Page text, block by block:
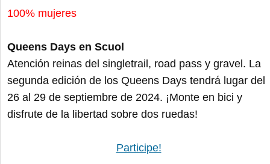
100% mujeres
Queens Days en Scuol
Atención reinas del singletrail, road pass y gravel. La
segunda edición de los Queens Days tendrá lugar del
26 al 29 de septiembre de 2024. ¡Monte en bici y
disfrute de la libertad sobre dos ruedas!
Participe!